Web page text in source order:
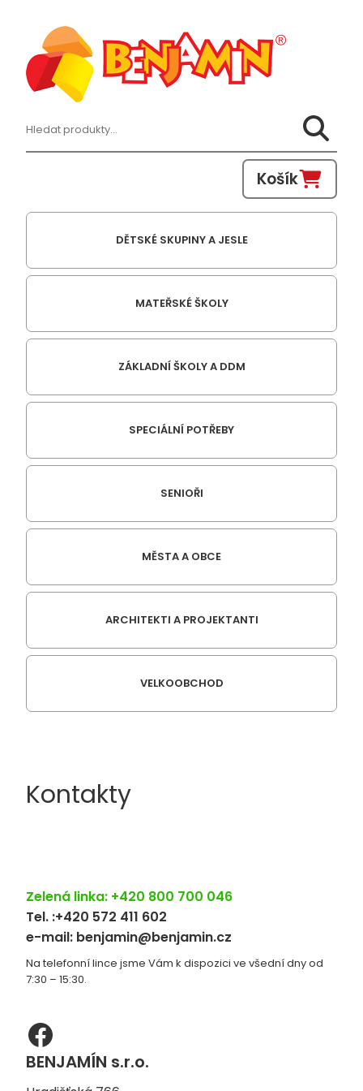
Hledat:
Košík
DĚTSKÉ SKUPINY A JESLE
MATEŘSKÉ ŠKOLY
ZÁKLADNÍ ŠKOLY A DDM
SPECIÁLNÍ POTŘEBY
SENIOŘI
MĚSTA A OBCE
ARCHITEKTI A PROJEKTANTI
VELKOOBCHOD
Kontakty
Zelená linka: +420 800 700 046
Tel. :+420 572 411 602
e-mail: benjamin@benjamin.cz
Na telefonní lince jsme Vám k dispozici ve všední dny od
7:30 – 15:30.
Facebook
BENJAMÍN s.r.o.